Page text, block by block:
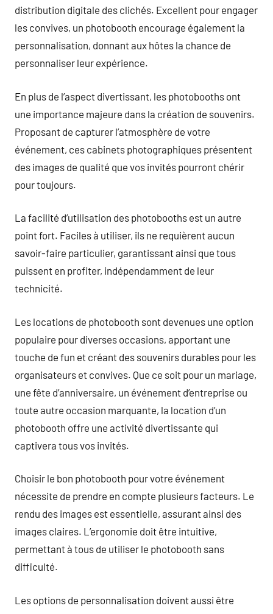
distribution digitale des clichés. Excellent pour engager
les convives, un photobooth encourage également la
personnalisation, donnant aux hôtes la chance de
personnaliser leur expérience.
En plus de l’aspect divertissant, les photobooths ont
une importance majeure dans la création de souvenirs.
Proposant de capturer l’atmosphère de votre
événement, ces cabinets photographiques présentent
des images de qualité que vos invités pourront chérir
pour toujours.
La facilité d’utilisation des photobooths est un autre
point fort. Faciles à utiliser, ils ne requièrent aucun
savoir-faire particulier, garantissant ainsi que tous
puissent en profiter, indépendamment de leur
technicité.
Les locations de photobooth sont devenues une option
populaire pour diverses occasions, apportant une
touche de fun et créant des souvenirs durables pour les
organisateurs et convives. Que ce soit pour un mariage,
une fête d’anniversaire, un événement d’entreprise ou
toute autre occasion marquante, la location d’un
photobooth offre une activité divertissante qui
captivera tous vos invités.
Choisir le bon photobooth pour votre événement
nécessite de prendre en compte plusieurs facteurs. Le
rendu des images est essentielle, assurant ainsi des
images claires. L’ergonomie doit être intuitive,
permettant à tous de utiliser le photobooth sans
difficulté.
Les options de personnalisation doivent aussi être